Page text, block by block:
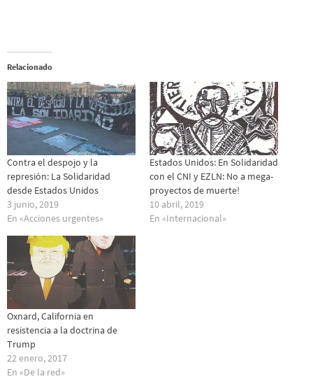
Relacionado
Contra el despojo y la
represión: La Solidaridad
desde Estados Unidos
3 junio, 2019
En «Acciones urgentes»
Estados Unidos: En Solidaridad
con el CNI y EZLN: No a mega-
proyectos de muerte!
10 abril, 2019
En «Internacional»
Oxnard, California en
resistencia a la doctrina de
Trump
22 enero, 2017
En «De la red»